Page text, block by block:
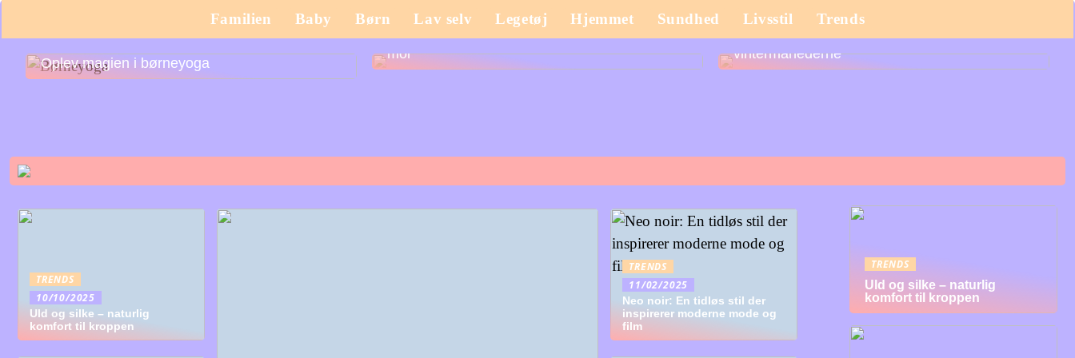
Familien Baby Børn Lav selv Legetøj Hjemmet Sundhed Livsstil Trends
Oplev magien i børneyoga
Sådan opdaterer du garderoben som nybagt
mor
Det bør du købe til dit barn til efterårs- og
vintermånederne
TRENDS
10/10/2025
Uld og silke – naturlig
komfort til kroppen
TRENDS
11/02/2025
Neo noir: En tidløs stil der
inspirerer moderne mode og
film
TRENDS
Uld og silke – naturlig
komfort til kroppen